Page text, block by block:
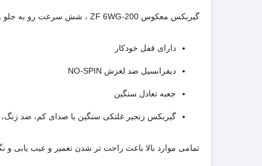
گیربکس معکوس ZF 6WG-200 ، شش سرعت رو به جلو و سه سرعت عقب را فراهم میکند. این گریدر در این بخش دارای ویژگی های زیر ایست:
دارای قفل خودکار
دیفرانسیل ضد لغزش NO-SPIN
جعبه تعادل سنگین
گیربکس زنجیر غلتکی سنگین با صدای کم، ضد
تمامی موارد بالا باعث راحت تر شدن تعمیر و عیب یابی و